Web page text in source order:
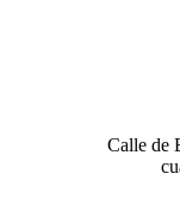
Calle de